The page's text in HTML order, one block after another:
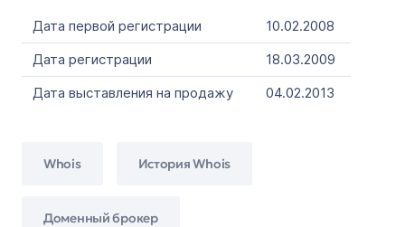
Дата первой регистрации
10.02.2008
Дата регистрации
18.03.2009
Дата выставления на продажу
04.02.2013
Whois История Whois
Доменный брокер